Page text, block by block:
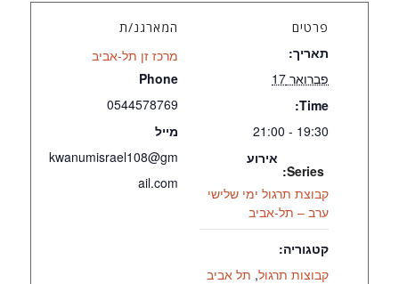
פרטים
תאריך:
פברואר 17
Time:
19:30 - 21:00
Series:
קבוצת תרגול ימי שלישי
ערב – תל-אביב
אירוע
קטגוריה:
קבוצות תרגול, תל אביב
המארגנ/ת
מרכז זן תל-אביב
Phone
0544578769
מייל
kwanumisrael108@gm
ail.com